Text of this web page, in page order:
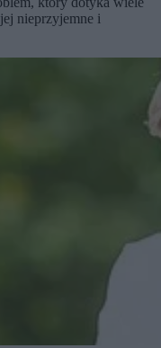
nieprzyjemne i